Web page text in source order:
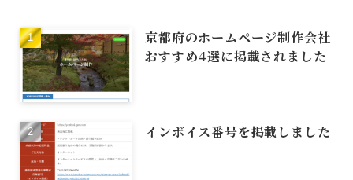
京都府のホームページ制作会社
おすすめ4選に掲載されました
インボイス番号を掲載しました